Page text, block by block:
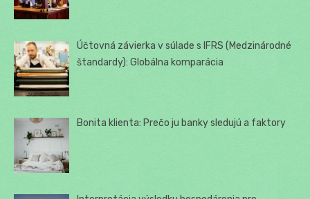
Účtovná závierka v súlade s IFRS (Medzinárodné
štandardy): Globálna komparácia
Bonita klienta: Prečo ju banky sledujú a faktory